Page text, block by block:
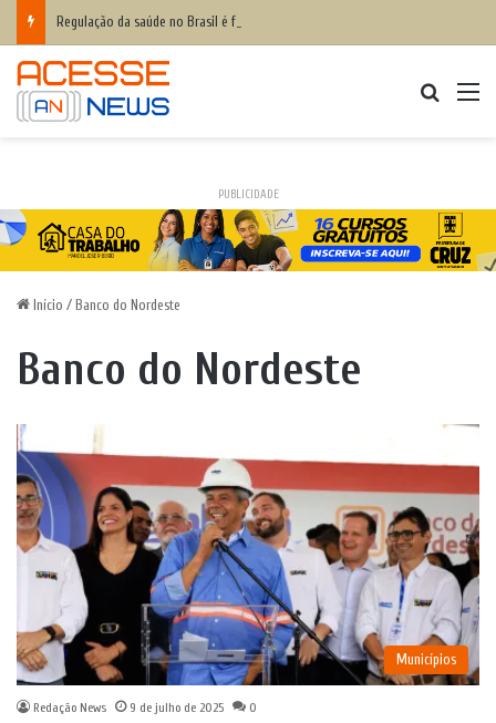
Regulação da saúde no Brasil é falha para 82% do setor
PUBLICIDADE
Início / Banco do Nordeste
Banco do Nordeste
Municípios
Redação News 9 de julho de 2025 0